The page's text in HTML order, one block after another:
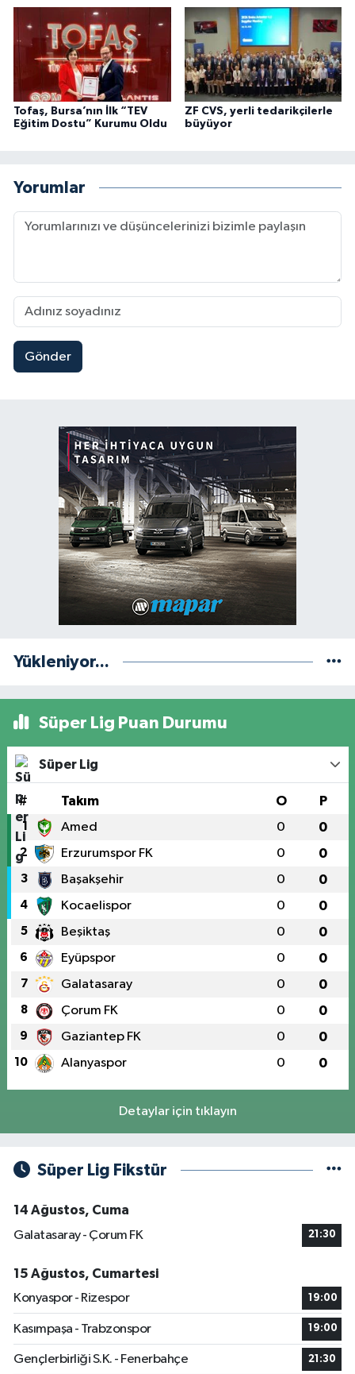
Tofaş, Bursa’nın İlk “TEV
Eğitim Dostu” Kurumu Oldu
ZF CVS, yerli tedarikçilerle
büyüyor
Yorumlar
Gönder
Yükleniyor...
Süper Lig Puan Durumu
Süper Lig
# Takım O P
1 Amed 0 0
2 Erzurumspor FK 0 0
3 Başakşehir 0 0
4 Kocaelispor 0 0
5 Beşiktaş 0 0
6 Eyüpspor 0 0
7 Galatasaray 0 0
8 Çorum FK 0 0
9 Gaziantep FK 0 0
10 Alanyaspor 0 0
Detaylar için tıklayın
Süper Lig Fikstür
14 Ağustos, Cuma
Galatasaray - Çorum FK
21:30
15 Ağustos, Cumartesi
Konyaspor - Rizespor
19:00
Kasımpaşa - Trabzonspor 19:00
Gençlerbirliği S.K. - Fenerbahçe 21:30